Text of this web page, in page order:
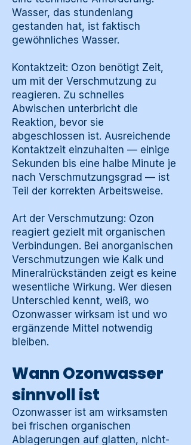
Wasser, das stundenlang
gestanden hat, ist faktisch
gewöhnliches Wasser.
Kontaktzeit: Ozon benötigt Zeit,
um mit der Verschmutzung zu
reagieren. Zu schnelles
Abwischen unterbricht die
Reaktion, bevor sie
abgeschlossen ist. Ausreichende
Kontaktzeit einzuhalten — einige
Sekunden bis eine halbe Minute je
nach Verschmutzungsgrad — ist
Teil der korrekten Arbeitsweise.
Art der Verschmutzung: Ozon
reagiert gezielt mit organischen
Verbindungen. Bei anorganischen
Verschmutzungen wie Kalk und
Mineralrückständen zeigt es keine
wesentliche Wirkung. Wer diesen
Unterschied kennt, weiß, wo
Ozonwasser wirksam ist und wo
ergänzende Mittel notwendig
bleiben.
Wann Ozonwasser
sinnvoll ist
Ozonwasser ist am wirksamsten
bei frischen organischen
Ablagerungen auf glatten, nicht-